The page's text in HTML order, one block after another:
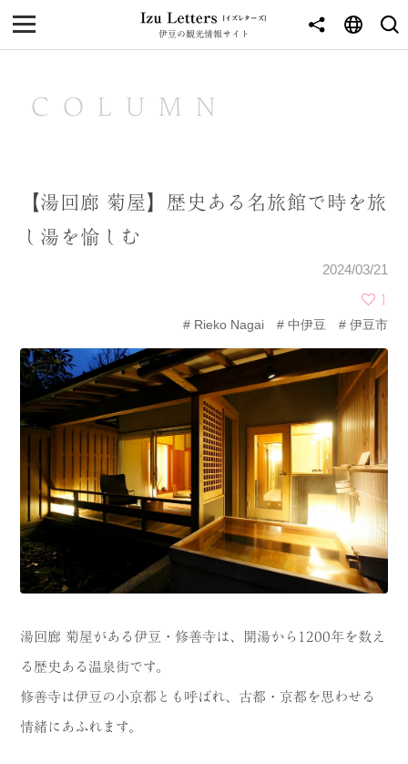
伊豆の観光情報サイト
MENU
NEWS
東伊豆
中伊豆
CATEGORY
海
温泉
池・滝・川 山・公園・棚田
町並み
動物と触れ合える場所 カフェ・スイーツ
神社仏閣
COLUMN
【湯回廊 菊屋】歴史ある名旅館で時を旅
し湯を愉しむ
2024/03/21
1
Rieko Nagai
中伊豆 伊豆市
湯回廊 菊屋がある伊豆・修善寺は、開湯から1200年を数え
る歴史ある温泉街です。
修善寺は伊豆の小京都とも呼ばれ、古都・京都を思わせる
情緒にあふれます。